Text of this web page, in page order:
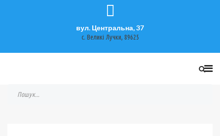
вул. Центральна, 37
с. Великі Лучки, 89625